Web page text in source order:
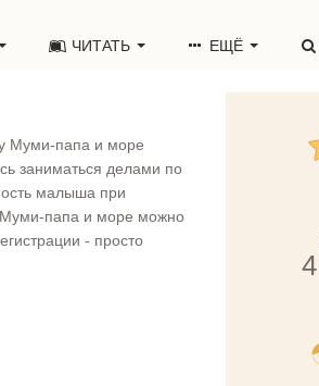
ЧИТАТЬ ЕЩЁ
Муми-папа и море
заниматься делами по
малыша при
Муми-папа и море можно
- просто
4